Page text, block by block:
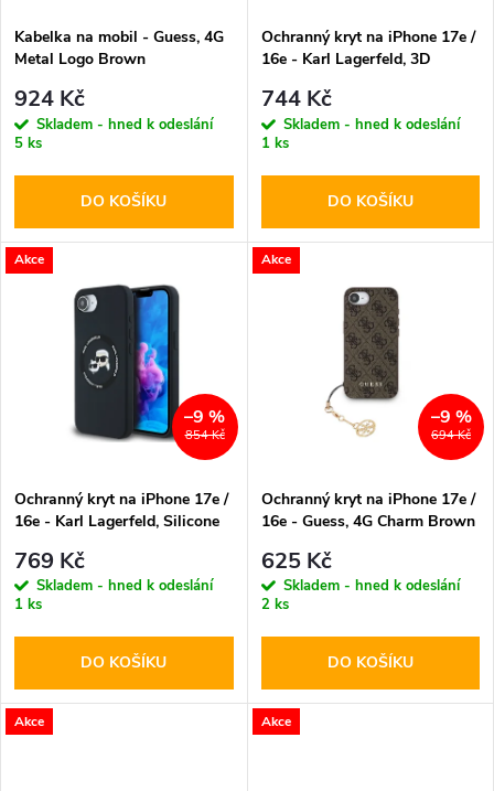
p
r
o
d
u
s
p
r
o
d
Kabelka na mobil - Guess, 4G
Metal Logo Brown
924 Kč
Skladem - hned k odeslání
5 ks
DO KOŠÍKU
Ochranný kryt na iPhone 17e /
16e - Karl Lagerfeld, 3D
Black
744 Kč
Skladem - hned k odeslání
1 ks
DO KOŠÍKU
Akce
854 Kč
–9 %
Ochranný kryt na iPhone 17e /
16e - Karl Lagerfeld, Silicone
769 Kč
Skladem - hned k odeslání
1 ks
DO KOŠÍKU
Akce
694 Kč
–9 %
Ochranný kryt na iPhone 17e /
16e - Guess, 4G Charm Brown
625 Kč
Skladem - hned k odeslání
2 ks
DO KOŠÍKU
Akce Akce